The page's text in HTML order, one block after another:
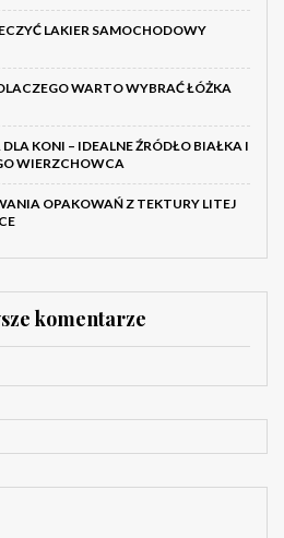
LAKIER SAMOCHODOWY
WARTO WYBRAĆ ŁÓŻKA
KONI – IDEALNE ŹRÓDŁO BIAŁKA I
WIERZCHOWCA
OPAKOWAŃ Z TEKTURY LITEJ
komentarze